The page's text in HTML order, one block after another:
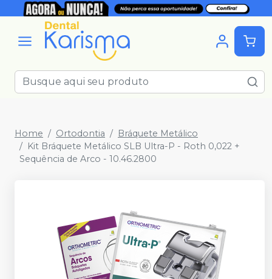
Home Ortodontia
Bráquete Metálico
Kit Bráquete Metálico SLB Ultra-P - Roth 0,022 +
Sequência de Arco - 10.46.2800